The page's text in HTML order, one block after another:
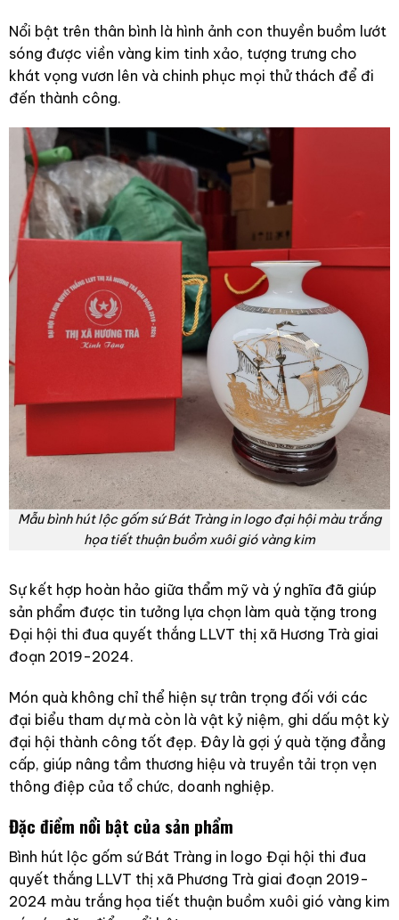
Nổi bật trên thân bình là hình ảnh con thuyền buồm lướt
sóng được viền vàng kim tinh xảo, tượng trưng cho
khát vọng vươn lên và chinh phục mọi thử thách để đi
đến thành công.
Mẫu bình hút lộc gốm sứ Bát Tràng in logo đại hội màu trắng
họa tiết thuận buồm xuôi gió vàng kim
Sự kết hợp hoàn hảo giữa thẩm mỹ và ý nghĩa đã giúp
sản phẩm được tin tưởng lựa chọn làm quà tặng trong
Đại hội thi đua quyết thắng LLVT thị xã Hương Trà giai
đoạn 2019-2024.
Món quà không chỉ thể hiện sự trân trọng đối với các
đại biểu tham dự mà còn là vật kỷ niệm, ghi dấu một kỳ
đại hội thành công tốt đẹp. Đây là gợi ý quà tặng đẳng
cấp, giúp nâng tầm thương hiệu và truyền tải trọn vẹn
thông điệp của tổ chức, doanh nghiệp.
Đặc điểm nổi bật của sản phẩm
Bình hút lộc gốm sứ Bát Tràng in logo Đại hội thi đua
quyết thắng LLVT thị xã Phương Trà giai đoạn 2019-
2024 màu trắng họa tiết thuận buồm xuôi gió vàng kim